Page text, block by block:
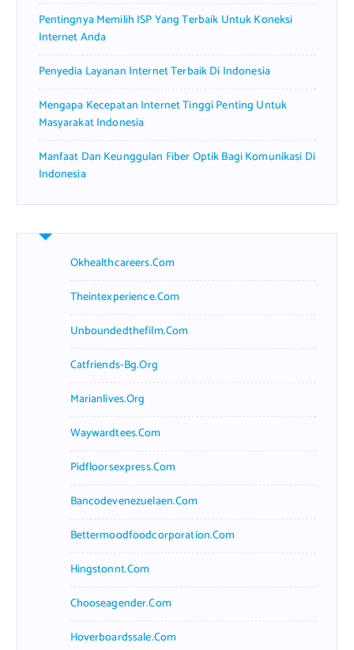
Pentingnya Memilih ISP Yang Terbaik Untuk Koneksi
Internet Anda
Penyedia Layanan Internet Terbaik Di Indonesia
Mengapa Kecepatan Internet Tinggi Penting Untuk
Masyarakat Indonesia
Manfaat Dan Keunggulan Fiber Optik Bagi Komunikasi Di
Indonesia
Okhealthcareers.com
Theintexperience.com
Unboundedthefilm.com
Catfriends-Bg.org
Marianlives.org
Waywardtees.com
Pidfloorsexpress.com
Bancodevenezuelaen.com
Bettermoodfoodcorporation.com
Hingstonnt.com
Chooseagender.com
Hoverboardssale.com